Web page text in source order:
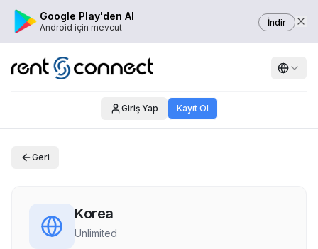
Google Play'den Al
Android için mevcut İndir
Giriş Yap Kayıt Ol
Geri
Korea
Unlimited